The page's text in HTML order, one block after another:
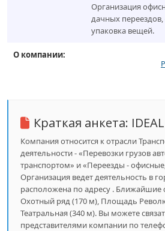
Организация
дачных
упаковка вещей.
О компании:
Краткая анкета:
Компания относится к отрасли
деятельности - «Перевозки грузов
транспортом» и «Переезды -
Организация ведет деятельность в
расположена по адресу . Ближайшие
Охотный ряд (170 м), Площадь
Театральная (340 м). Вы можете
представителями компании по